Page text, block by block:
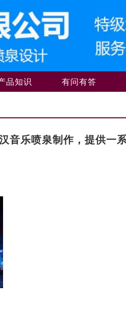
品知识 有问有答
音乐喷泉制作，提供一